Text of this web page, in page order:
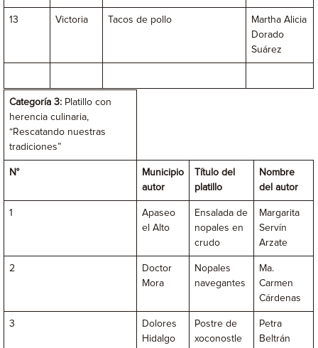
13 Victoria Tacos de pollo
Martha Alicia
Dorado
Suárez
Categoría 3: Platillo con
herencia culinaria,
“Rescatando nuestras
tradiciones”
N°
Municipio
autor
Título del
platillo
Nombre
del autor
1
Apaseo
el Alto
Ensalada de
nopales en
crudo
Margarita
Servín
Arzate
2
Doctor
Mora
Nopales
navegantes
Ma.
Carmen
Cárdenas
3
Dolores
Hidalgo
Postre de
xoconostle
Petra
Beltrán